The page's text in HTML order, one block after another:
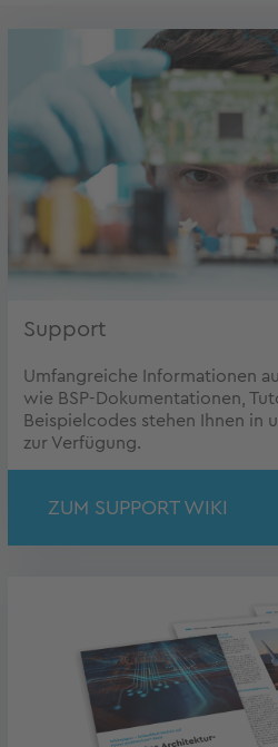
Support
Umfangreiche Informationen
wie BSP-Dokumentationen,
Beispielcodes stehen Ihnen in
zur Verfügung.
ZUM SUPPORT WIKI